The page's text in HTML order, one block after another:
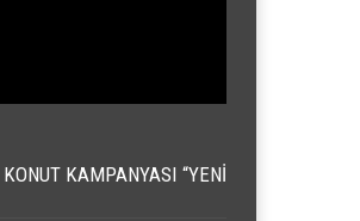
KAMPANYASI “YENI